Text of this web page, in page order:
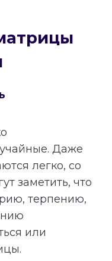
Даже
легко, со
заметить, что
терпению,
или